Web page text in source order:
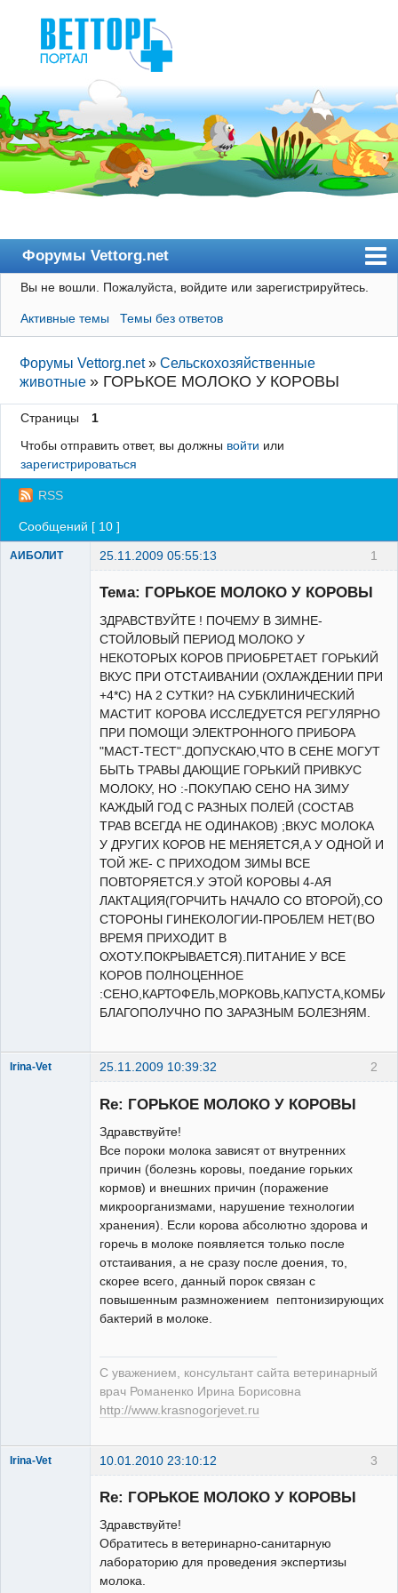
Форумы Vettorg.net
Главная
Пользователи
Правила
Поиск
Регистрация
Вход
Вы не вошли. Пожалуйста, войдите или зарегистрируйтесь.
Активные темы Темы без ответов
Форумы Vettorg.net »Сельскохозяйственные
животные » ГОРЬКОЕ МОЛОКО У КОРОВЫ
Страницы
1
Чтобы отправить ответ, вы должны войти или
зарегистрироваться
RSS
Сообщений [ 10 ]
1
АИБОЛИТ 25.11.2009 05:55:13
Зарегистрированный
Тема: ГОРЬКОЕ МОЛОКО У КОРОВЫ
ЗДРАВСТВУЙТЕ ! ПОЧЕМУ В ЗИМНЕ-
СТОЙЛОВЫЙ ПЕРИОД МОЛОКО У
НЕКОТОРЫХ КОРОВ ПРИОБРЕТАЕТ ГОРЬКИЙ
ВКУС ПРИ ОТСТАИВАНИИ (ОХЛАЖДЕНИИ ПРИ
+4*С) НА 2 СУТКИ? НА СУБКЛИНИЧЕСКИЙ
МАСТИТ КОРОВА ИССЛЕДУЕТСЯ РЕГУЛЯРНО
ПРИ ПОМОЩИ ЭЛЕКТРОННОГО ПРИБОРА
"МАСТ-ТЕСТ".ДОПУСКАЮ,ЧТО В СЕНЕ МОГУТ
БЫТЬ ТРАВЫ ДАЮЩИЕ ГОРЬКИЙ ПРИВКУС
МОЛОКУ, НО :-ПОКУПАЮ СЕНО НА ЗИМУ
КАЖДЫЙ ГОД С РАЗНЫХ ПОЛЕЙ (СОСТАВ
ТРАВ ВСЕГДА НЕ ОДИНАКОВ) ;ВКУС МОЛОКА
У ДРУГИХ КОРОВ НЕ МЕНЯЕТСЯ,А У ОДНОЙ И
ТОЙ ЖЕ- С ПРИХОДОМ ЗИМЫ ВСЕ
ПОВТОРЯЕТСЯ.У ЭТОЙ КОРОВЫ 4-АЯ
ЛАКТАЦИЯ(ГОРЧИТЬ НАЧАЛО СО ВТОРОЙ),СО
СТОРОНЫ ГИНЕКОЛОГИИ-ПРОБЛЕМ НЕТ(ВО
ВРЕМЯ ПРИХОДИТ В
ОХОТУ.ПОКРЫВАЕТСЯ).ПИТАНИЕ У ВСЕ
КОРОВ ПОЛНОЦЕННОЕ
БЛАГОПОЛУЧНО ПО ЗАРАЗНЫМ БОЛЕЗНЯМ.
2
Irina-Vet 25.11.2009 10:39:32
Re: ГОРЬКОЕ МОЛОКО У КОРОВЫ
Здравствуйте!
Все пороки молока зависят от внутренних
причин (болезнь коровы, поедание горьких
кормов) и внешних причин (поражение
микроорганизмами, нарушение технологии
хранения). Если корова абсолютно здорова и
горечь в молоке появляется только после
отстаивания, а не сразу после доения, то,
скорее всего, данный порок связан с
повышенным размножением пептонизирующих
бактерий в молоке.
С уважением, консультант сайта ветеринарный
врач Романенко Ирина Борисовна
http://www.krasnogorjevet.ru
3
Irina-Vet 10.01.2010 23:10:12
Re: ГОРЬКОЕ МОЛОКО У КОРОВЫ
Здравствуйте!
Обратитесь в ветеринарно-санитарную
лабораторию для проведения экспертизы
молока.